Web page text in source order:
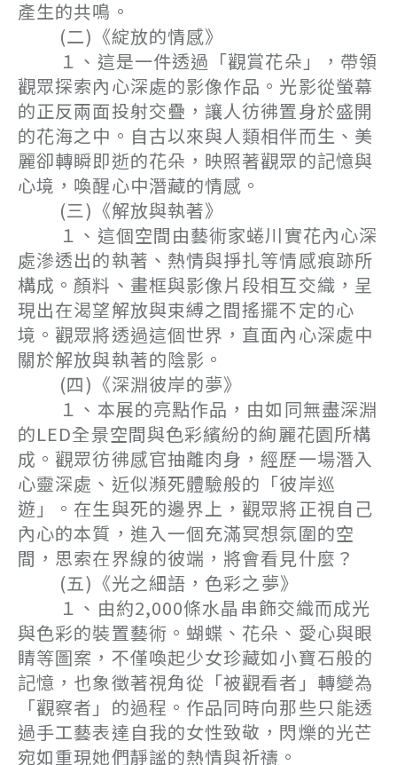
產生的共鳴。
(二)《綻放的情感》
１、這是一件透過「觀賞花朵」，帶領
觀眾探索內心深處的影像作品。光影從螢幕
的正反兩面投射交疊，讓人彷彿置身於盛開
的花海之中。自古以來與人類相伴而生、美
麗卻轉瞬即逝的花朵，映照著觀眾的記憶與
心境，喚醒心中潛藏的情感。
(三)《解放與執著》
１、這個空間由藝術家蜷川實花內心深
處滲透出的執著、熱情與掙扎等情感痕跡所
構成。顏料、畫框與影像片段相互交織，呈
現出在渴望解放與束縛之間搖擺不定的心
境。觀眾將透過這個世界，直面內心深處中
關於解放與執著的陰影。
(四)《深淵彼岸的夢》
１、本展的亮點作品，由如同無盡深淵
的LED全景空間與色彩繽紛的絢麗花園所構
成。觀眾彷彿感官抽離肉身，經歷一場潛入
心靈深處、近似瀕死體驗般的「彼岸巡
遊」。在生與死的邊界上，觀眾將正視自己
內心的本質，進入一個充滿冥想氛圍的空
間，思索在界線的彼端，將會看見什麼？
(五)《光之細語，色彩之夢》
１、由約2,000條水晶串飾交織而成光
與色彩的裝置藝術。蝴蝶、花朵、愛心與眼
睛等圖案，不僅喚起少女珍藏如小寶石般的
記憶，也象徵著視角從「被觀看者」轉變為
「觀察者」的過程。作品同時向那些只能透
過手工藝表達自我的女性致敬，閃爍的光芒
宛如重現她們靜謐的熱情與祈禱。